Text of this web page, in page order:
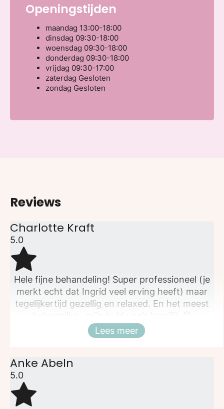
Openingstijden
maandag 13:00-18:00
dinsdag 09:30-18:00
woensdag 09:30-18:00
donderdag 09:30-18:00
vrijdag 09:30-17:00
zaterdag Gesloten
zondag Gesloten
Reviews
Charlotte Kraft
5.0
Hele fijne behandeling! Super professioneel (je
merkt echt dat Ingrid veel erving heeft) maar
tegelijkertijd gezellig en relaxed. En het meest
Sluiten
Lees meer
Anke Abeln
5.0